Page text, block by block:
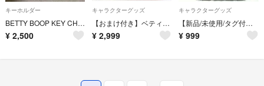
キーホルダー
BETTY BOOP KEY CHAIN ベティ・ブープ キーチェーン
¥ 2,500
キャラクターグッズ
【おまけ付き】ベティブープ きらきら バニティバッグ Ver.6 全2種 コンプ
¥ 2,999
キャラクターグッズ
【新品/未使用/タグ付き】ベティブープ パスケース・定期入れ 牛柄
¥ 999